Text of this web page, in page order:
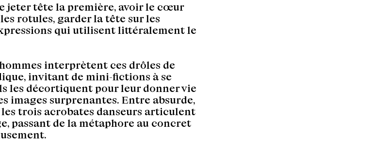
jeter tête la première, avoir le cœur
rotules, garder la tête sur les
qui utilisent littéralement le
interprètent ces drôles de
invitant de mini-fictions à se
les décortiquent pour leur donner vie
images surprenantes. Entre absurde,
les trois acrobates danseurs articulent
passant de la métaphore au concret